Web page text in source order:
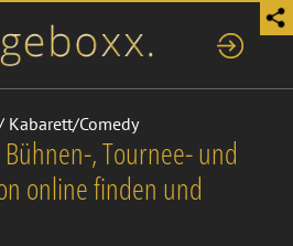
Kabarett/Comedy
, Tournee- und
online finden und